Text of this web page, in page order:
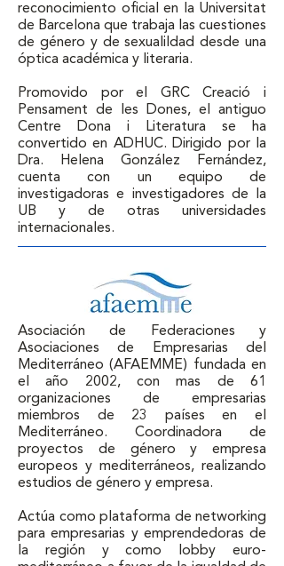
reconocimiento oficial en la Universitat
de Barcelona que trabaja las cuestiones
de género y de sexualildad desde una
óptica académica y literaria.
Promovido por el GRC Creació i
Pensament de les Dones, el antiguo
Centre Dona i Literatura se ha
convertido en ADHUC. Dirigido por la
Dra. Helena González Fernández,
cuenta con un equipo de
investigadoras e investigadores de la
UB y de otras universidades
internacionales.
Asociación de Federaciones y
Asociaciones de Empresarias del
Mediterráneo (AFAEMME) fundada en
el año 2002, con mas de 61
organizaciones de empresarias
miembros de 23 países en el
Mediterráneo. Coordinadora de
proyectos de género y empresa
europeos y mediterráneos, realizando
estudios de género y empresa.
Actúa como plataforma de networking
para empresarias y emprendedoras de
la región y como lobby euro-